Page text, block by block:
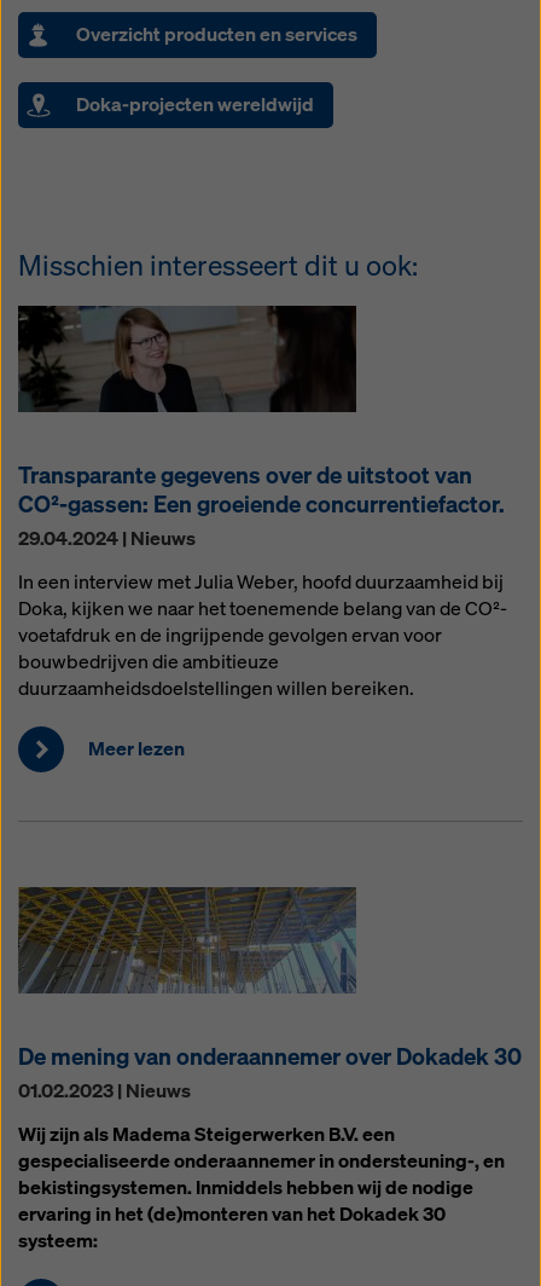
Overzicht producten en services
Doka-projecten wereldwijd
Misschien interesseert dit u ook:
Transparante gegevens over de uitstoot van
CO²-gassen: Een groeiende concurrentiefactor.
29.04.2024 | Nieuws
In een interview met Julia Weber, hoofd duurzaamheid bij
Doka, kijken we naar het toenemende belang van de CO²-
voetafdruk en de ingrijpende gevolgen ervan voor
bouwbedrijven die ambitieuze
duurzaamheidsdoelstellingen willen bereiken.
Meer lezen
De mening van onderaannemer over Dokadek 30
01.02.2023 | Nieuws
Wij zijn als Madema Steigerwerken B.V. een
gespecialiseerde onderaannemer in ondersteuning-, en
bekistingsystemen. Inmiddels hebben wij de nodige
ervaring in het (de)monteren van het Dokadek 30
systeem: